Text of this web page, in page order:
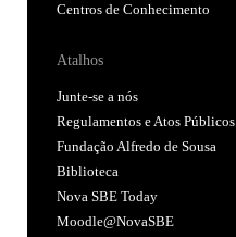
Centros de Conhecimento
Atalhos
Junte-se a nós
Regulamentos e Atos Públicos
Fundação Alfredo de Sousa
Biblioteca
Nova SBE Today
Moodle@NovaSBE